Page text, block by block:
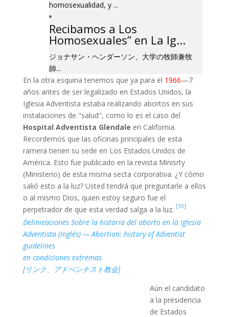
homosexualidad, y ...
Recibamos a Los
Homosexuales” en La Ig...
ジョナサン・ヘンダーソン、大学の牧師兼牧
師...
En la otra esquina tenemos que ya para el 1966—7
años antes de ser legalizado en Estados Unidos, la
Iglesia Adventista estaba realizando abortos en sus
instalaciones de "salud", como lo es el caso del
Hospital Adventista Glendale en California.
Recordemos que las oficinas principales de esta
ramera tienen su sede en Los Estados Unidos de
América. Esto fue publicado en la revista Minisrty
(Ministerio) de esta misma secta corporativa. ¿Y cómo
salió esto a la luz? Usted tendrá que preguntarle a ellos
o al mismo Dios, quien estoy seguro fue el
perpetrador de que esta verdad salga a la luz. [10]
Delinieaciones Sobre la historia del aborto en la Iglesia
Adventista (Inglés) — Abortion: history of Adventist
guidelines
en condiciones extremas
[リンク、アドベンチスト教会]
Aún el candidato
a la presidencia
de Estados